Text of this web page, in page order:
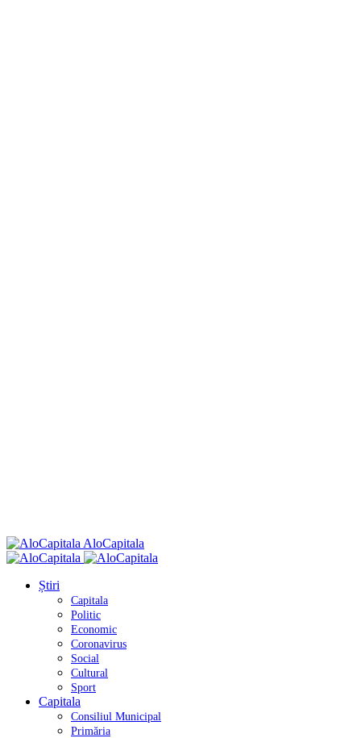
AloCapitala
Știri
Capitala
Politic
Economic
Coronavirus
Social
Cultural
Sport
Capitala
Consiliul Municipal
Primăria